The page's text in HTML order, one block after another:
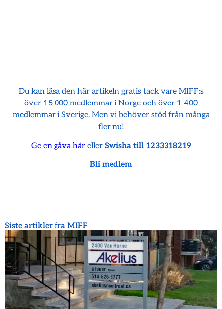
Du kan läsa den här artikeln gratis tack vare MIFF:s
över 15 000 medlemmar i Norge och över 1 400
medlemmar i Sverige. Men vi behöver stöd från många
fler nu!
Ge en gåva häreller Swisha till 1233318219
Bli medlem
Siste artikler fra MIFF